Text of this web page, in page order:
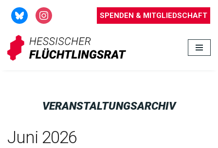
Zum
Inhalt
springen
SPENDEN & MITGLIEDSCHAFT
VERANSTALTUNGSARCHIV
Juni 2026